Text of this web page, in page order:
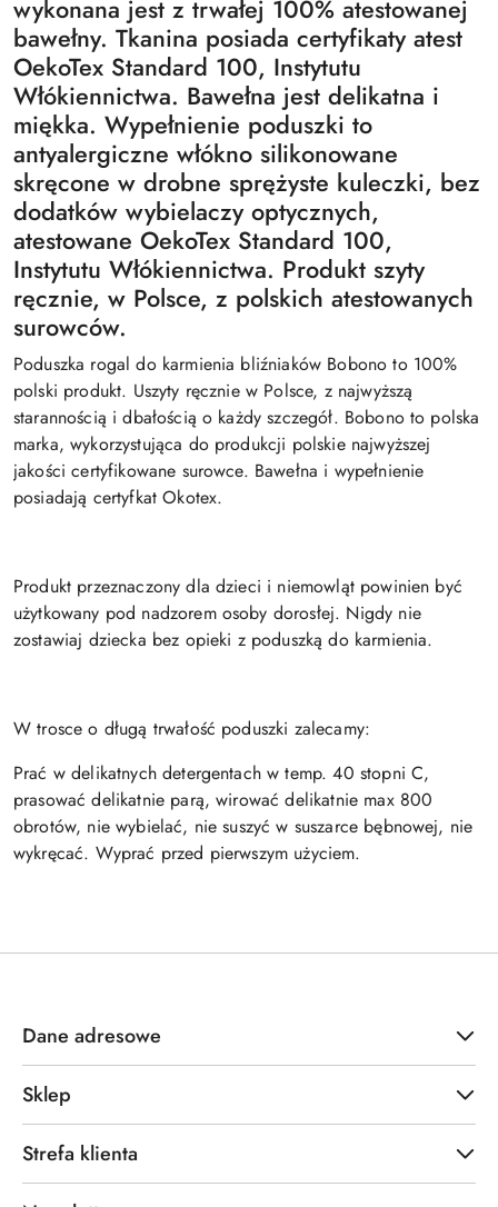
wykonana jest z trwałej 100% atestowanej
bawełny. Tkanina posiada certyfikaty atest
OekoTex Standard 100, Instytutu
Włókiennictwa. Bawełna jest delikatna i
miękka. Wypełnienie poduszki to
antyalergiczne włókno silikonowane
skręcone w drobne sprężyste kuleczki, bez
dodatków wybielaczy optycznych,
atestowane OekoTex Standard 100,
Instytutu Włókiennictwa. Produkt szyty
ręcznie, w Polsce, z polskich atestowanych
surowców.
Poduszka rogal do karmienia bliźniaków Bobono to 100%
polski produkt. Uszyty ręcznie w Polsce, z najwyższą
starannością i dbałością o każdy szczegół. Bobono to polska
marka, wykorzystująca do produkcji polskie najwyższej
jakości certyfikowane surowce. Bawełna i wypełnienie
posiadają certyfkat Okotex.
Produkt przeznaczony dla dzieci i niemowląt powinien być
użytkowany pod nadzorem osoby dorosłej. Nigdy nie
zostawiaj dziecka bez opieki z poduszką do karmienia.
W trosce o długą trwałość poduszki zalecamy:
Prać w delikatnych detergentach w temp. 40 stopni C,
prasować delikatnie parą, wirować delikatnie max 800
obrotów, nie wybielać, nie suszyć w suszarce bębnowej, nie
wykręcać. Wyprać przed pierwszym użyciem.
Dane adresowe
Sklep
Strefa klienta